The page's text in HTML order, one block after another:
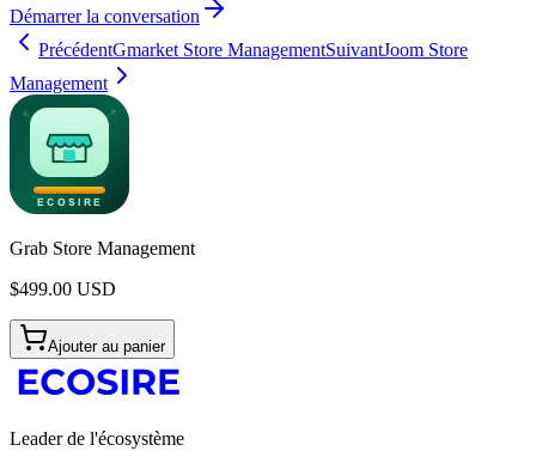
Démarrer la conversation
PrécédentGmarket Store ManagementSuivantJoom Store
Management
Grab Store Management
$499.00 USD
Ajouter au panier
Leader de l'écosystème